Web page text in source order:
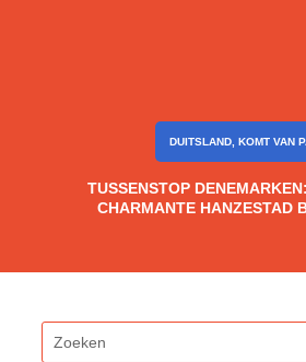
TUSSENSTOP
CHARMANTE HANZESTAD
DUITSLAND, KOMT VAN